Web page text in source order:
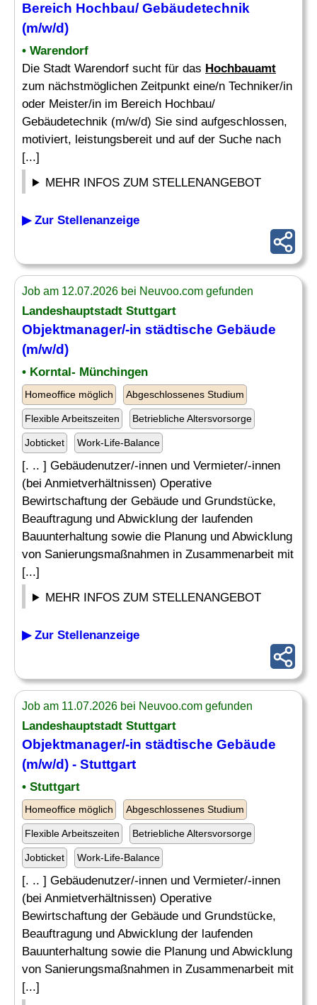
Bereich Hochbau/ Gebäudetechnik
(m/w/d)
• Warendorf
Die Stadt Warendorf sucht für das Hochbauamt
zum nächstmöglichen Zeitpunkt eine/n Techniker/in
oder Meister/in im Bereich Hochbau/
Gebäudetechnik (m/w/d) Sie sind aufgeschlossen,
motiviert, leistungsbereit und auf der Suche nach
[...]
MEHR INFOS ZUM STELLENANGEBOT
▶ Zur Stellenanzeige
Job am 12.07.2026 bei Neuvoo.com gefunden
Landeshauptstadt Stuttgart
Objektmanager/-in städtische Gebäude
(m/w/d)
• Korntal- Münchingen
Homeoffice möglich Abgeschlossenes Studium
Flexible Arbeitszeiten Betriebliche Altersvorsorge
Jobticket Work-Life-Balance
[. .. ] Gebäudenutzer/-innen und Vermieter/-innen
(bei Anmietverhältnissen) Operative
Bewirtschaftung der Gebäude und Grundstücke,
Beauftragung und Abwicklung der laufenden
Bauunterhaltung sowie die Planung und Abwicklung
von Sanierungsmaßnahmen in Zusammenarbeit mit
[...]
MEHR INFOS ZUM STELLENANGEBOT
▶ Zur Stellenanzeige
Job am 11.07.2026 bei Neuvoo.com gefunden
Landeshauptstadt Stuttgart
Objektmanager/-in städtische Gebäude
(m/w/d) - Stuttgart
• Stuttgart
Homeoffice möglich Abgeschlossenes Studium
Flexible Arbeitszeiten Betriebliche Altersvorsorge
Jobticket Work-Life-Balance
[. .. ] Gebäudenutzer/-innen und Vermieter/-innen
(bei Anmietverhältnissen) Operative
Bewirtschaftung der Gebäude und Grundstücke,
Beauftragung und Abwicklung der laufenden
Bauunterhaltung sowie die Planung und Abwicklung
von Sanierungsmaßnahmen in Zusammenarbeit mit
[...]